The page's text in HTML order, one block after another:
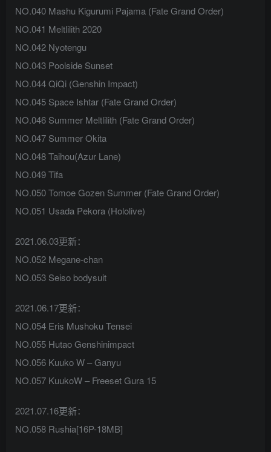
NO.040 Mashu Kigurumi Pajama (Fate Grand Order)
NO.041 Meltlilith 2020
NO.042 Nyotengu
NO.043 Poolside Sunset
NO.044 QiQi (Genshin Impact)
NO.045 Space Ishtar (Fate Grand Order)
NO.046 Summer Meltlilith (Fate Grand Order)
NO.047 Summer Okita
NO.048 Taihou(Azur Lane)
NO.049 Tifa
NO.050 Tomoe Gozen Summer (Fate Grand Order)
NO.051 Usada Pekora (Hololive)
2021.06.03更新：
NO.052 Megane-chan
NO.053 Seiso bodysuit
2021.06.17更新：
NO.054 Eris Mushoku Tensei
NO.055 Hutao Genshinimpact
NO.056 Kuuko W – Ganyu
NO.057 KuukoW – Freeset Gura 15
2021.07.16更新：
NO.058 Rushia[16P-18MB]